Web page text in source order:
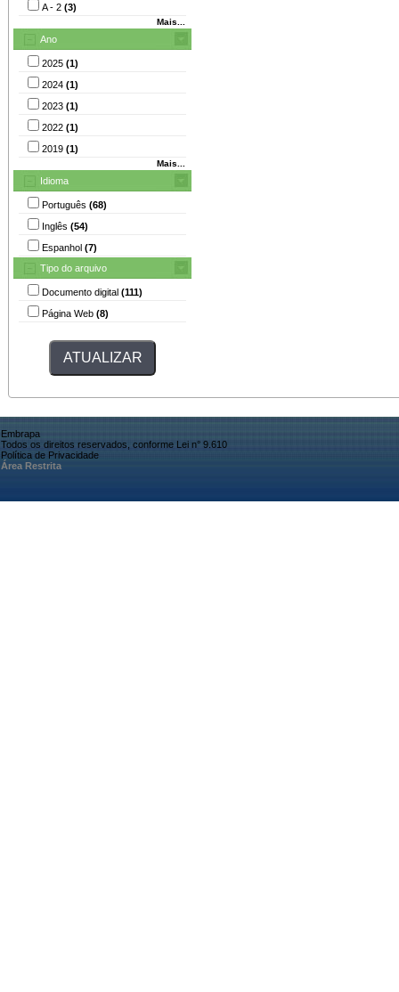
A - 2 (3)
Mais...
Ano
2025 (1)
2024 (1)
2023 (1)
2022 (1)
2019 (1)
Mais...
Idioma
Português (68)
Inglês (54)
Espanhol (7)
Tipo do arquivo
Documento digital (111)
Página Web (8)
Embrapa
Todos os direitos reservados, conforme Lei n° 9.610
Política de Privacidade
Área Restrita